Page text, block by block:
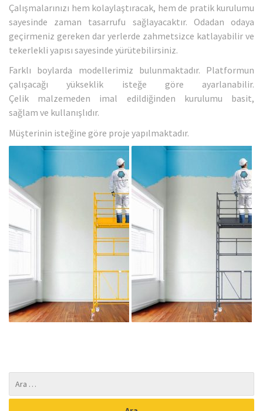
Çalışmalarınızı hem kolaylaştıracak, hem de pratik kurulumu
sayesinde zaman tasarrufu sağlayacaktır. Odadan odaya
geçirmeniz gereken dar yerlerde zahmetsizce katlayabilir ve
tekerlekli yapısı sayesinde yürütebilirsiniz.
Farklı boylarda modellerimiz bulunmaktadır. Platformun
çalışacağı yükseklik isteğe göre ayarlanabilir.
Çelik malzemeden imal edildiğinden kurulumu basit,
sağlam ve kullanışlıdır.
Müşterinin isteğine göre proje yapılmaktadır.